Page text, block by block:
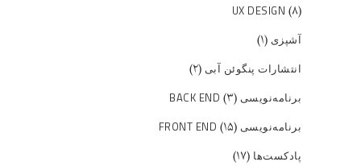
UX DESIGN (۸)
آشپزی (۱)
انتشارات پنگوئن آبی (۲)
برنامه‌نویسی BACK END (۳)
برنامه‌نویسی FRONT END (۱۵)
پادکست‌ها (۱۷)